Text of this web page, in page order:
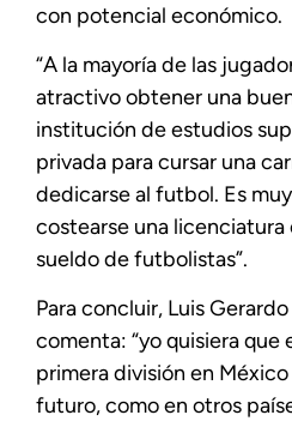
con potencial económico.
“A la mayoría de las
atractivo obtener una
institución de estudios
privada para cursar una
dedicarse al futbol. Es
costearse una licenciatura
sueldo de futbolistas”.
Para concluir, Luis
comenta: “yo quisiera
primera división en
futuro, como en otros